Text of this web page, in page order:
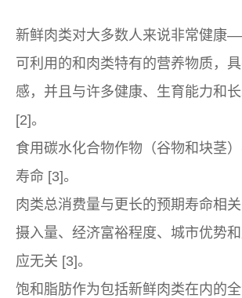
新鲜肉类对大多数人来说非常健康
可利用的和肉类特有的营养物质，
感，并且与许多健康、生育能力和
[2]。
食用碳水化合物作物（谷物和块茎
寿命 [3]。
肉类总消费量与更长的预期寿命相
摄入量、经济富裕程度、城市优势
应无关 [3]。
饱和脂肪作为包括新鲜肉类在内的